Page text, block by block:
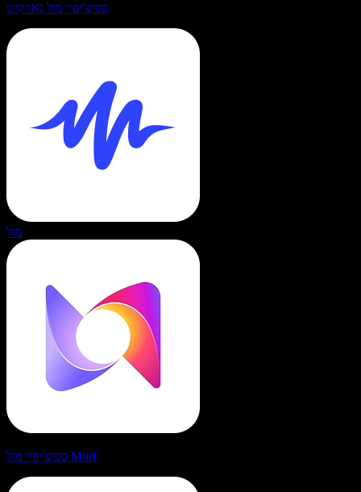
ספיצ'יפיי מול נארקיט
מול
ספיצ'יפיי מול Murf